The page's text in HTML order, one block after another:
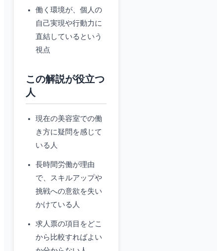
働く環境が、個人の
自己実現や行動力に
直結しているという
視点
この解説が役立つ
人
現在の美容室での働
き方に疑問を感じて
いる人
長時間労働が理由
で、スキルアップや
挑戦への意欲を失い
かけている人
求人票の項目をどこ
から比較すればよい